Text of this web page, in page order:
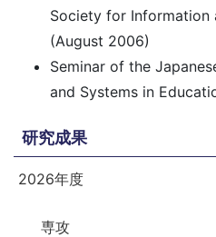
Society for Information
(August 2006)
Seminar of the
and Systems in
研究成果
2026年度
専攻